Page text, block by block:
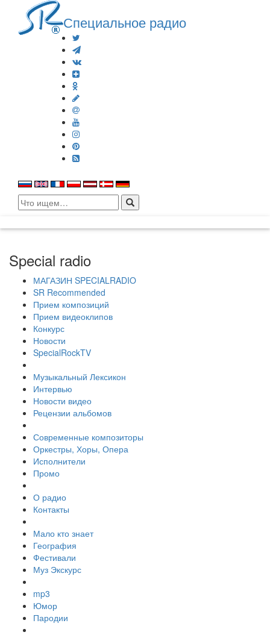
Специальное радио
Search
for:
Special radio
МАГАЗИН SPECIALRADIO
SR Recommended
Прием композиций
Прием видеоклипов
Конкурс
Новости
SpecialRockTV
Музыкальный Лексикон
Интервью
Новости видео
Рецензии альбомов
Современные композиторы
Оркестры, Хоры, Опера
Исполнители
Промо
О радио
Контакты
Мало кто знает
География
Фестивали
Муз Экскурс
mp3
Юмор
Пародии